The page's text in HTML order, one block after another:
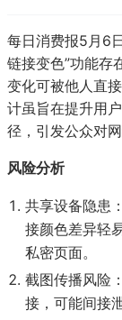
每日消费报5月6
链接变色”功能存
变化可被他人直
计虽旨在提升用
径，引发公众对
风险分析
共享设备隐患
接颜色差异轻
私密页面。
截图传播风险
接，可能间接
浏览